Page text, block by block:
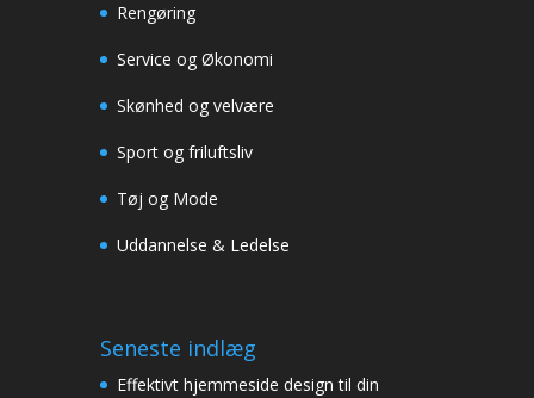
Rengøring
Service og Økonomi
Skønhed og velvære
Sport og friluftsliv
Tøj og Mode
Uddannelse & Ledelse
Seneste indlæg
Effektivt hjemmeside design til din